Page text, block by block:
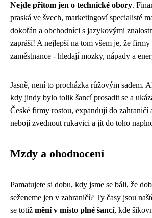
Nejde přitom jen o technické obory.
praská ve švech, marketingoví specialisté
dokořán a obchodníci s jazykovými
zapráší! A nejlepší na tom všem je, že
zaměstnance - hledají mozky, nápady a
Jasně, není to procházka růžovým sadem.
kdy jindy bylo tolik šancí prosadit se a
České firmy rostou, expandují do zahraničí
nebojí zvednout rukavici a jít do toho
Mzdy a ohodnocení
Pamatujete si dobu, kdy jsme se báli, že
seženeme jen v zahraničí? Ty časy jsou
se totiž mění v místo plné šancí, kde